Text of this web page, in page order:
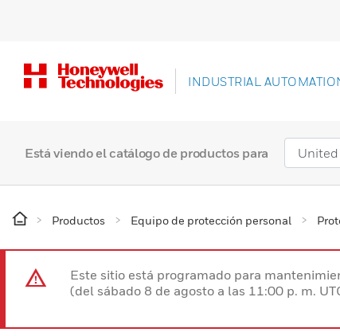
INDUSTRIAL
Está viendo el catálogo de productos para
Productos Equipo de protección personal
Este sitio está programado para
(del sábado 8 de agosto a las 11:00 p. m.